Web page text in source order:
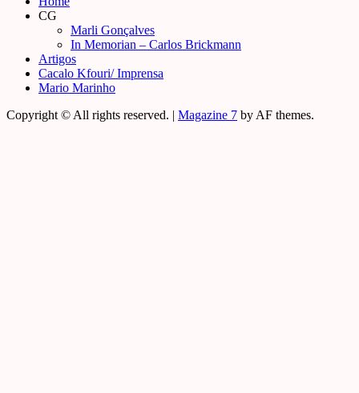
CG
Marli Gonçalves
In Memorian – Carlos Brickmann
Artigos
Cacalo Kfouri/ Imprensa
Mario Marinho
Copyright © All rights reserved. | Magazine 7 by AF themes.